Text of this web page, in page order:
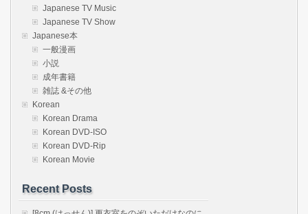
Japanese TV Music
Japanese TV Show
Japanese本
一般漫画
小説
成年書籍
雑誌 &その他
Korean
Korean Drama
Korean DVD-ISO
Korean DVD-Rip
Korean Movie
Recent Posts